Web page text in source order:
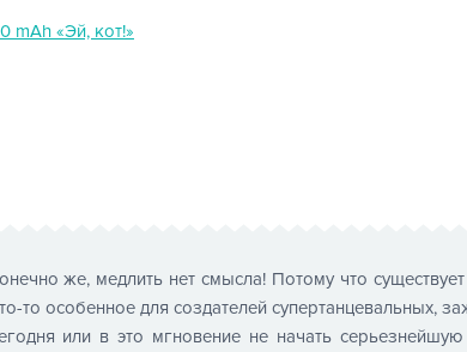
mAh «Эй, кот!»
же, медлить нет смысла! Потому что
то особенное для создателей супертанцевальных,
или в это мгновение не начать